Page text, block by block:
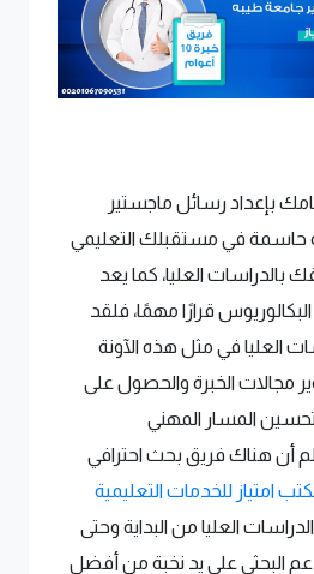
بإعداد رسائل ماجستير
حاسمة في مستقبلك التعليمي
بالدراسات العليا، كما يعد
قرارًا مهمًا، فلقد
العليا في مثل هذه الآونة
مجالات الخبرة والحصول على
المسار المهني
أن هناك فريق بحث احترافي
امتياز للخدمات التعليمية
العليا من البداية وحتى
البحثي على يد نخبة من أفضل